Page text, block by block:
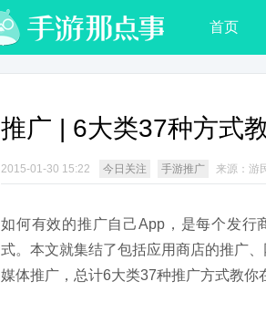
首页
推广 | 6大类37种方式
2015-01-30 15:22 今日关注 手游推广 来源：游
如何有效的推广自己App，是每个发行
式。本文就集结了包括应用商店的推广
媒体推广，总计6大类37种推广方式教你